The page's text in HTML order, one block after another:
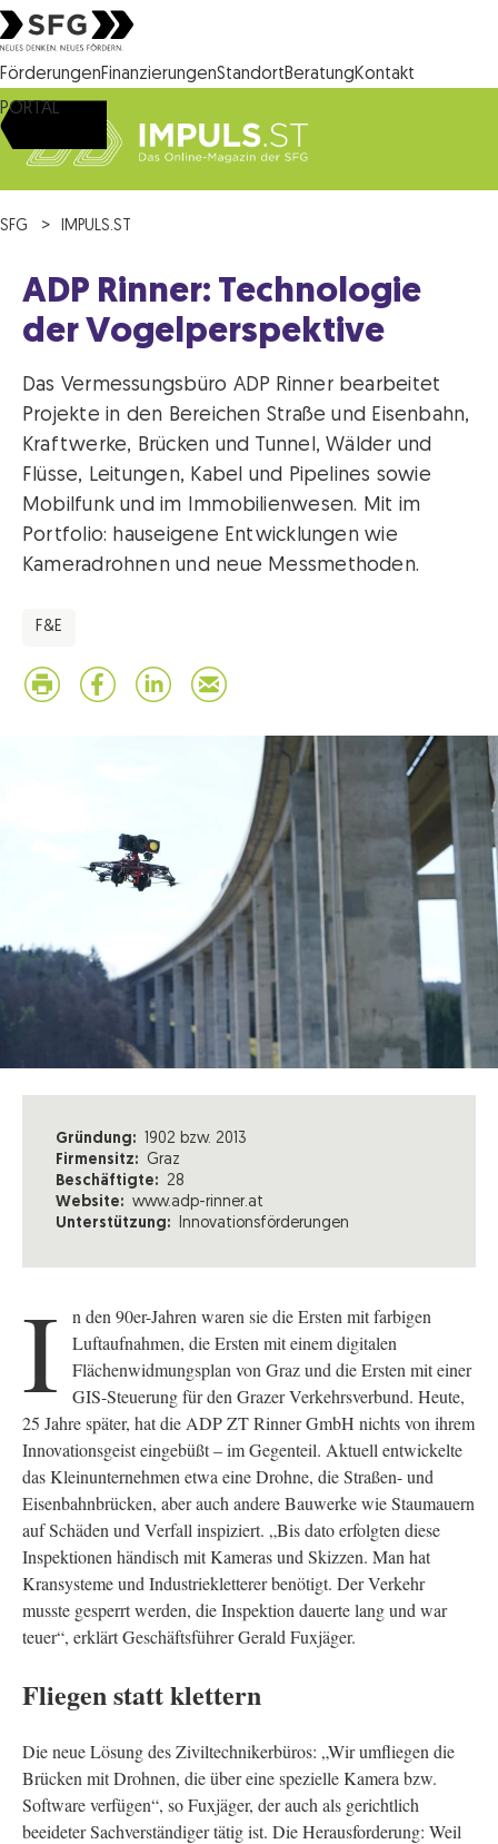
Steirische Wirtschaftsförderungsgesellschaft mbH SFG Logo
FörderungenFinanzierungenStandortBeratungKontakt
PORTAL
SFG IMPULS.ST
ADP Rinner: Technologie
der Vogelperspektive
Das Vermessungsbüro ADP Rinner bearbeitet
Projekte in den Bereichen Straße und Eisenbahn,
Kraftwerke, Brücken und Tunnel, Wälder und
Flüsse, Leitungen, Kabel und Pipelines sowie
Mobilfunk und im Immobilienwesen. Mit im
Portfolio: hauseigene Entwicklungen wie
Kameradrohnen und neue Messmethoden.
F&E
Gründung: 1902 bzw. 2013
Firmensitz: Graz
Beschäftigte: 28
Website: www.adp-rinner.at
Unterstützung:
Innovationsförderungen
I
n den 90er-Jahren waren sie die Ersten mit farbigen
Luftaufnahmen, die Ersten mit einem digitalen
Flächenwidmungsplan von Graz und die Ersten mit einer
GIS-Steuerung für den Grazer Verkehrsverbund. Heute,
25 Jahre später, hat die ADP ZT Rinner GmbH nichts von ihrem
Innovationsgeist eingebüßt – im Gegenteil. Aktuell entwickelte
das Kleinunternehmen etwa eine Drohne, die Straßen- und
Eisenbahnbrücken, aber auch andere Bauwerke wie Staumauern
auf Schäden und Verfall inspiziert. „Bis dato erfolgten diese
Inspektionen händisch mit Kameras und Skizzen. Man hat
Kransysteme und Industriekletterer benötigt. Der Verkehr
musste gesperrt werden, die Inspektion dauerte lang und war
teuer“, erklärt Geschäftsführer Gerald Fuxjäger.
Fliegen statt klettern
Die neue Lösung des Ziviltechnikerbüros: „Wir umfliegen die
Brücken mit Drohnen, die über eine spezielle Kamera bzw.
Software verfügen“, so Fuxjäger, der auch als gerichtlich
beeideter Sachverständiger tätig ist. Die Herausforderung: Weil